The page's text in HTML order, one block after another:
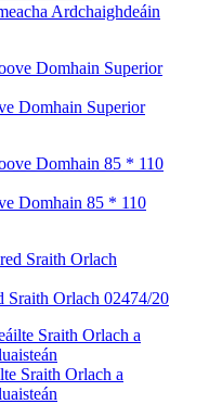
Ardchaighdeáin
Domhain Superior
Domhain 85 * 110
Sraith Orlach 02474/20
Sraith Orlach a